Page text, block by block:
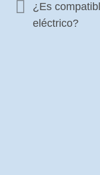
¿Es
eléctrico?